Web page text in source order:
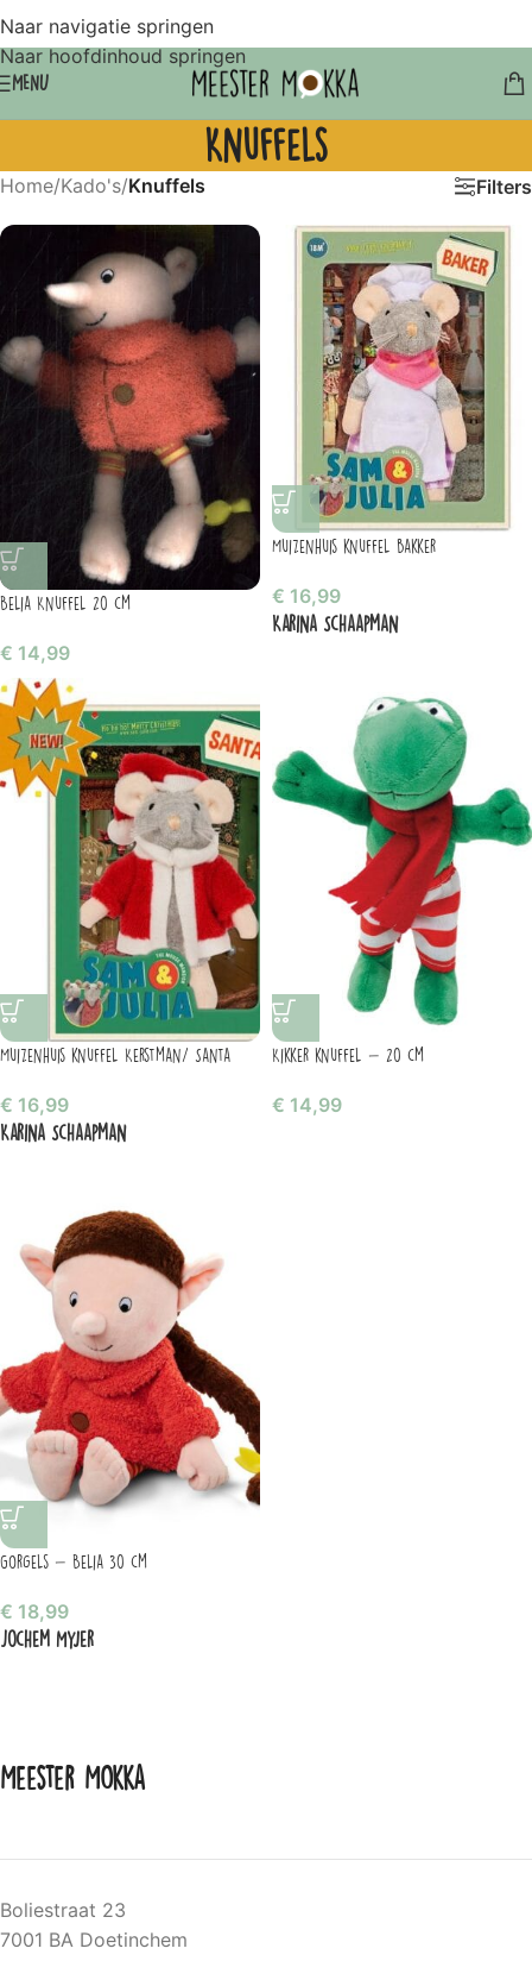
Naar navigatie springen
Naar hoofdinhoud springen
MENU
Knuffels
Home/Kado's/Knuffels Filters
Belia Knuffel 20 cm
€ 14,99
Muizenhuis knuffel bakker
€ 16,99
Karina Schaapman
Muizenhuis knuffel Kerstman/ Santa
€ 16,99
Karina Schaapman
Kikker knuffel – 20 cm
€ 14,99
Gorgels – Belia 30 cm
€ 18,99
Jochem Myjer
Meester Mokka
Boliestraat 23
7001 BA Doetinchem